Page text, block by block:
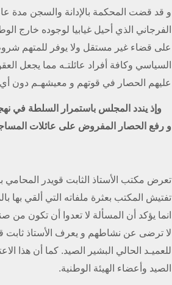
و قد قضت المحكمة بالإدانة والسجن
الفرجاني الذي أحيل غيابيا لوجوده خارج
على قضاء غير مستقل ولا يوفر للمتهم
السياسي وكافة أفراد عائلتـه مما يجعل
عليهم الحصار في قوتهم و معيشهـم دون
وإذ يندد المجلس باستمرار السلطة في
و رفع الحصار المفروض على عائلات
تعرض مكتب الأستاذ الثابت قويدر المحامي
تفتيش المكتب بعثرة ملفاته التي ألقي
انما يؤكد أن المسألة لا تعدوا أن تكون من
لا ترضى عن نشاطهم و يعرف الأستاذ ثابت
للعميـد الحالي البشير الصيد. كما أن هذا
الصيد وأعضاء الهيئة الوطنية.